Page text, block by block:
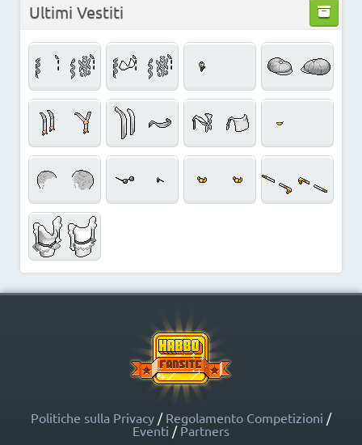
Ultimi Vestiti
Politiche sulla Privacy / Regolamento Competizioni /
Eventi / Partners